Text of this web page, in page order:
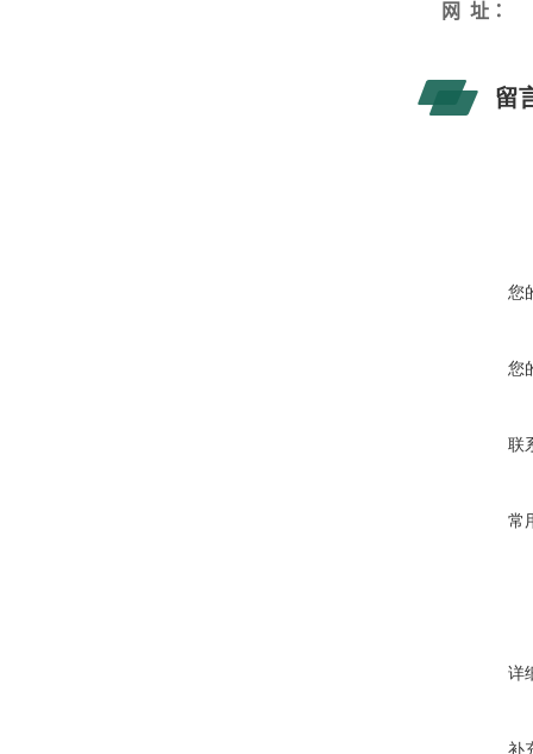
网 址：
留
您
您
联
常
详
补